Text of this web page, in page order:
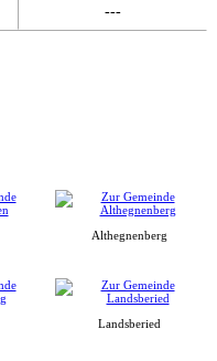
---
Althegnenberg
Landsberied